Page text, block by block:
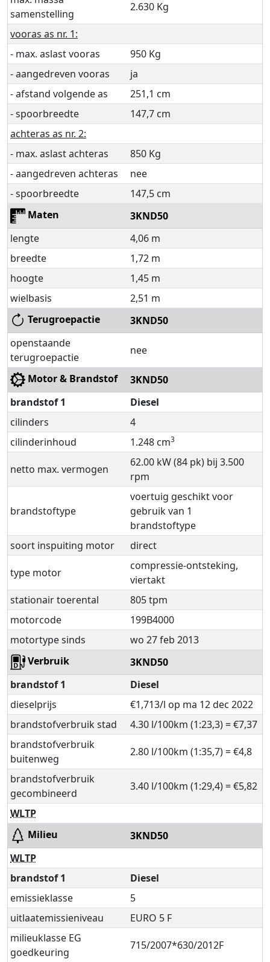
samenstelling
2.630 Kg
vooras as nr. 1:
- max. aslast vooras
950 Kg
- aangedreven vooras
ja
- afstand volgende as
251,1 cm
- spoorbreedte
147,7 cm
achteras as nr. 2:
- max. aslast achteras
850 Kg
- aangedreven achteras
nee
- spoorbreedte
147,5 cm
Maten
3KND50
lengte
4,06 m
breedte
1,72 m
hoogte
1,45 m
wielbasis
2,51 m
Terugroepactie
3KND50
openstaande
terugroepactie
nee
Motor & Brandstof
3KND50
brandstof 1
Diesel
cilinders
4
cilinderinhoud
1.248 cm3
netto max. vermogen
62.00 kW (84 pk) bij 3.500
rpm
brandstoftype
voertuig geschikt voor
gebruik van 1
brandstoftype
soort inspuiting motor
direct
type motor
compressie-ontsteking,
viertakt
stationair toerental
805 tpm
motorcode
199B4000
motortype sinds
wo 27 feb 2013
Verbruik
3KND50
brandstof 1
Diesel
dieselprijs
€1,713/l op ma 12 dec 2022
brandstofverbruik stad
4.30 l/100km (1:23,3) = €7,37
brandstofverbruik
buitenweg
2.80 l/100km (1:35,7) = €4,8
brandstofverbruik
gecombineerd
3.40 l/100km (1:29,4) = €5,82
WLTP
Milieu
3KND50
WLTP
brandstof 1
Diesel
emissieklasse
5
uitlaatemissieniveau
EURO 5 F
milieuklasse EG
goedkeuring
715/2007*630/2012F